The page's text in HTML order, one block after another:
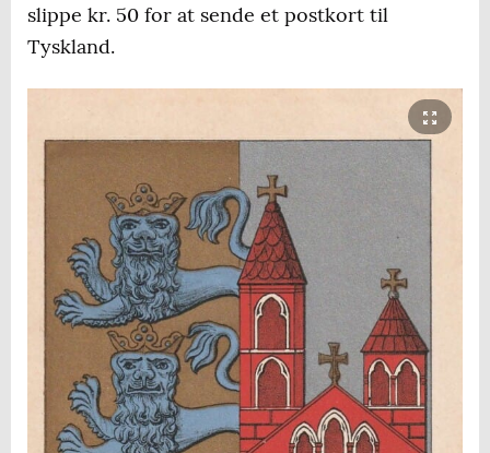
slippe kr. 50 for at sende et postkort til
Tyskland.